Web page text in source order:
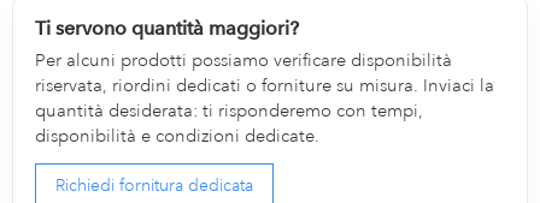
Ti servono quantità maggiori?
Per alcuni prodotti possiamo verificare disponibilità
riservata, riordini dedicati o forniture su misura. Inviaci la
quantità desiderata: ti risponderemo con tempi,
disponibilità e condizioni dedicate.
Richiedi fornitura dedicata